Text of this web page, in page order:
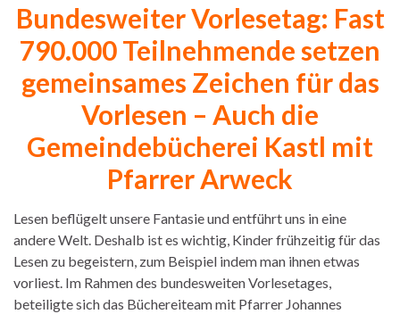
Bundesweiter Vorlesetag: Fast
790.000 Teilnehmende setzen
gemeinsames Zeichen für das
Vorlesen – Auch die
Gemeindebücherei Kastl mit
Pfarrer Arweck
Lesen beflügelt unsere Fantasie und entführt uns in eine
andere Welt. Deshalb ist es wichtig, Kinder frühzeitig für das
Lesen zu begeistern, zum Beispiel indem man ihnen etwas
vorliest. Im Rahmen des bundesweiten Vorlesetages,
beteiligte sich das Büchereiteam mit Pfarrer Johannes